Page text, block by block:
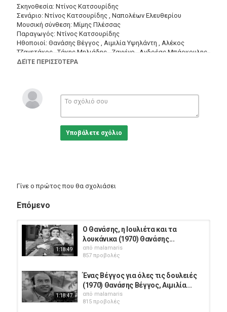
Σκηνοθεσία: Ντίνος Κατσουρίδης
Σενάριο: Ντίνος Κατσουρίδης , Ναπολέων Ελευθερίου
Μουσική σύνθεση: Μίμης Πλέσσας
Παραγωγός: Ντίνος Κατσουρίδης
Ηθοποιοί: Θανάσης Βέγγος , Αιμιλία Υψηλάντη , Αλέκος
Τζανετάκος , Τάκης Μηλιάδης , Ζαννίνο , Ανδρέας Μπάρκουλης ,
Γκιζέλα Ντάλι , Στράτος Παχής , Κώστας Μεντής , Περικλής
Χατζηπαυλής , Γιώργης Χριστοφιλάκης , Έρση Βασιλικιώτη ,
Κώστας Παπαδόπουλος , Αταλάντη Κλαπάκη , Βαγγέλης
Τραϊφόρος , Δήμητρα Κατερινάκη , Σίβυλλα Κατσουρίδη
(Σίβυλλα Καρολίδου, μικρή) , Θανάσης Χατζής.
Πλοκή: Ένας τίμιος άνθρωπος προσπαθεί να βρει μια δουλειά,
αλλά δυσκολεύεται ακριβώς λόγω της τιμιότητάς του αυτής. Η
Κατηγορίες
Greek Films
ΔΕΊΤΕ ΠΕΡΙΣΣΌΤΕΡΑ
Υποβάλετε σχόλιο
Γίνε ο πρώτος που θα σχολιάσει
Επόμενο
1:18:49
Ο Θανάσης, η Ιουλιέτα και τα
λουκάνικα (1970) Θανάσης...
από malamaris
857 προβολές
1:18:47
Ένας Βέγγος για όλες τις δουλειές
(1970) Θανάσης Βέγγος, Αιμιλία...
από malamaris
815 προβολές